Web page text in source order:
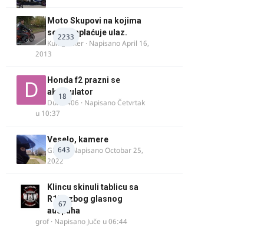
2233
Moto Skupovi na kojima
se ne naplaćuje ulaz.
Kum_Mixer · NapisanoApril 16,
2013
18
Honda f2 prazni se
akomulator
Dule1406 · NapisanoČetvrtak
u 10:37
643
Veselo, kamere
GR 46· NapisanoOctobar 25,
2022
67
Klincu skinuli tablicu sa
R125 zbog glasnog
auspuha
grof· Napisano Juče u 06:44